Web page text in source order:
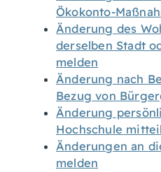
Ökokonto-
Änderung des
derselben Stadt
melden
Änderung nach
Bezug von
Änderung
Hochschule
Änderungen an
melden